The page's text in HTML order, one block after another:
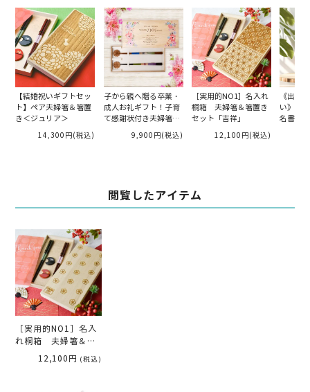
【結婚祝いギフトセッ
ト】ペア夫婦箸＆箸置
き＜ジュリア＞
14,300円(税込)
子から親へ贈る卒業・
成人お礼ギフト！子育
て感謝状付き夫婦箸＆
箸置きセット「水彩フ
ラワー」
9,900円(税込)
［実用的NO1］名入れ
桐箱 夫婦箸＆箸置き
セット「吉祥」
12,100円(税込)
《出産
い》写
名書ベ
閲覧したアイテム
［実用的NO1］名入
れ桐箱 夫婦箸＆箸
置きセット「花紋」
12,100円 (税込)